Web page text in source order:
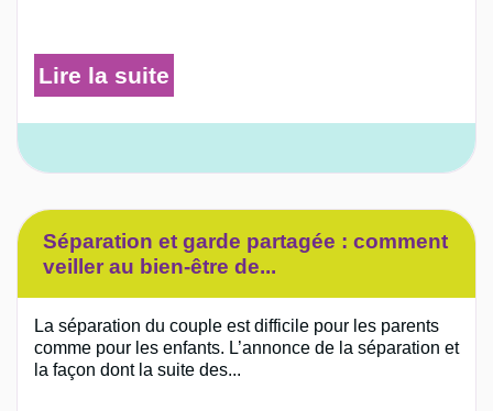
Lire la suite
Séparation et garde partagée : comment
veiller au bien-être de...
La séparation du couple est difficile pour les parents
comme pour les enfants. L’annonce de la séparation et
la façon dont la suite des...